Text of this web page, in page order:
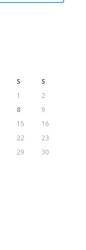
S
S
1
2
8
9
15
16
22
23
29
30